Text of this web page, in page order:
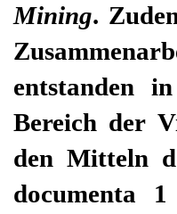
Mining.
entstanden
Bereich der
den Mitteln
documenta